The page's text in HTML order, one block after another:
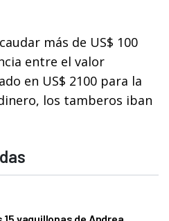
más de US$ 100
entre el valor
en US$ 2100 para la
los tamberos iban